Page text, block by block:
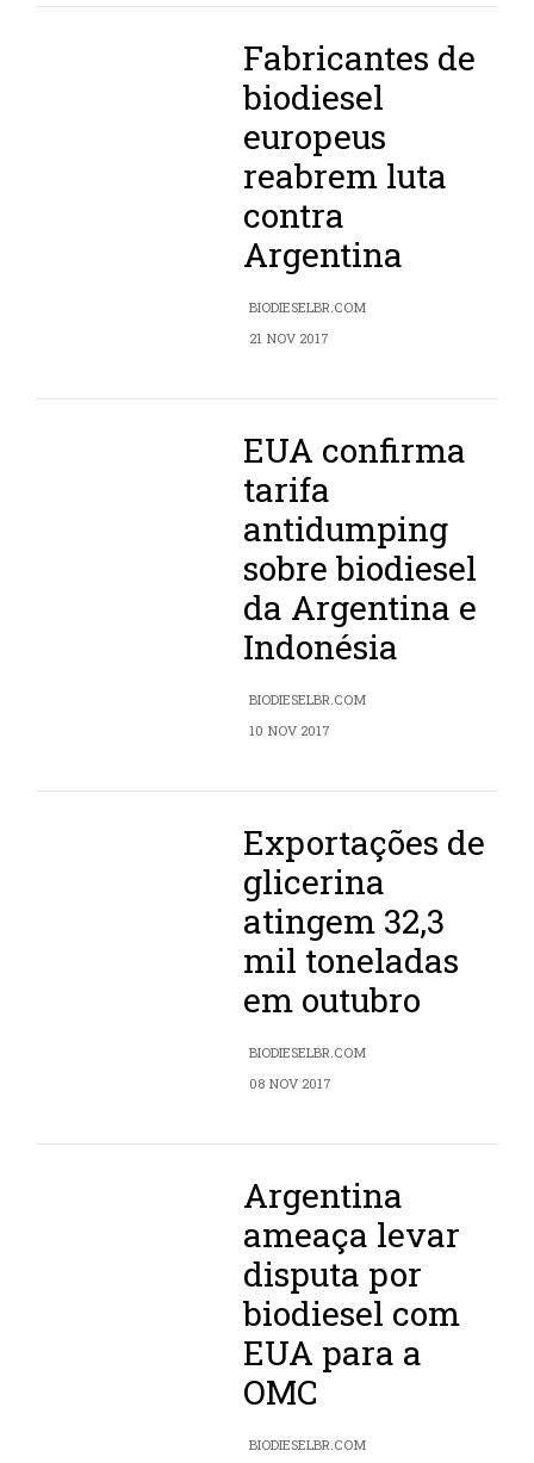
Fabricantes de
biodiesel
europeus
reabrem luta
contra
Argentina
BIODIESELBR.COM
21 NOV 2017
EUA confirma
tarifa
antidumping
sobre biodiesel
da Argentina e
Indonésia
BIODIESELBR.COM
10 NOV 2017
Exportações de
glicerina
atingem 32,3
mil toneladas
em outubro
BIODIESELBR.COM
08 NOV 2017
Argentina
ameaça levar
disputa por
biodiesel com
EUA para a
OMC
BIODIESELBR.COM